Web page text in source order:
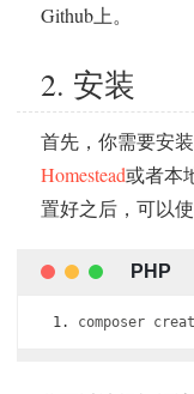
Github上。
2. 安装
首先，你需要安
Homestead或者本
置好之后，可以使
composer